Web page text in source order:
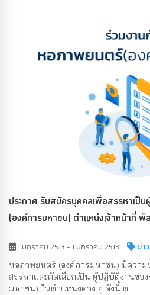
ประกาศ รับสมัครบุคคลเพื่อสรรหาเ
(องค์การมหาชน) ตำแหน่งเจ้าหน้าที่ พั
1 มกราคม 2513 - 1 มกราคม 2513 ข่า
หอภาพยนตร์ (องค์การมหาชน) มีความ
สรรหาและคัดเลือกเป็น ผู้ปฏิบัติงานขอ
มหาชน) ในตำแหน่งต่าง ๆ ดังนี้ ต...